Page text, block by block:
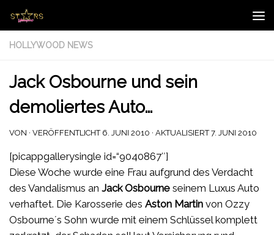
Zum Inhalt springen
HOLLYWOOD NEWS
Jack Osbourne und sein
demoliertes Auto…
VON · VERÖFFENTLICHT 6. JUNI 2010 · AKTUALISIERT7. JUNI 2010
[picappgallerysingle id=“9040867″]
Diese Woche wurde eine Frau aufgrund des Verdacht
des Vandalismus an Jack Osbourne seinem Luxus Auto
verhaftet. Die Karosserie des Aston Martin von Ozzy
Osbourne´s Sohn wurde mit einem Schlüssel komplett